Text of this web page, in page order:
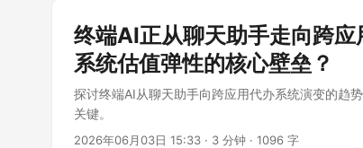
终端AI正从聊天助手走向跨
系统估值弹性的核心壁垒？
探讨终端AI从聊天助手向跨应用代办系统演变的趋
关键。
2026年06月03日 15:33 · 3 分钟 · 1096 字